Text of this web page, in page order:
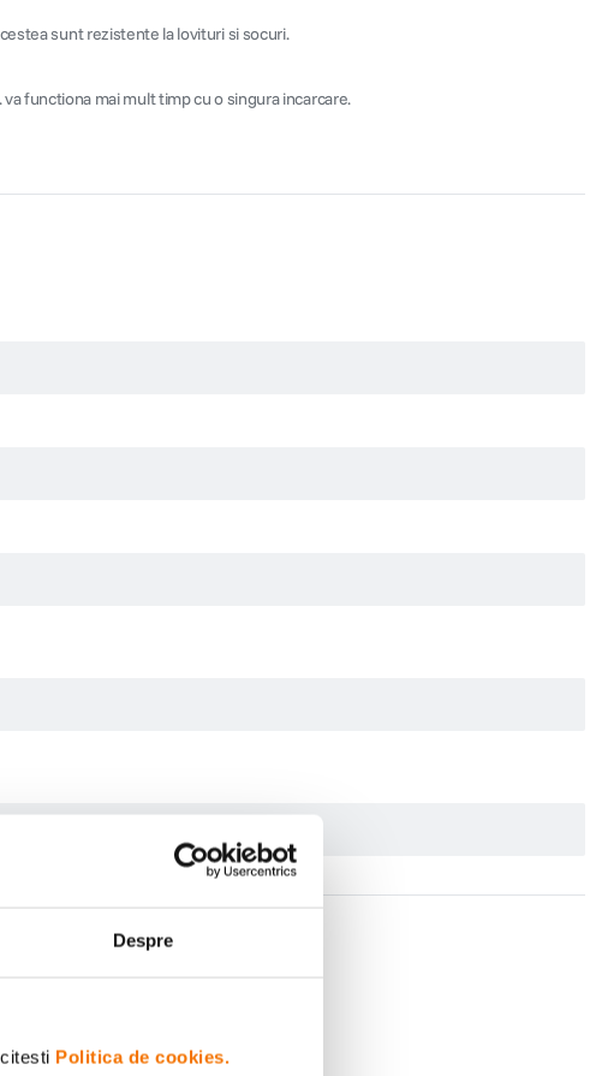
Despre
Politica de cookies.
sunt rezistente la lovituri si socuri.
functiona mai mult timp cu o singura incarcare.